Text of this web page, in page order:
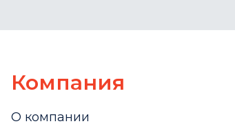
Компания
О компании